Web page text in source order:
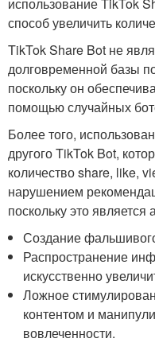
способ увеличить
TikTok Share Bot не
долговременной базы
поскольку он
помощью случайных
Более того,
другого TikTok Bot,
количество share, like,
нарушением
поскольку это является
Создание
Распространение
искусственно
Ложное
контентом и
вовлеченности.